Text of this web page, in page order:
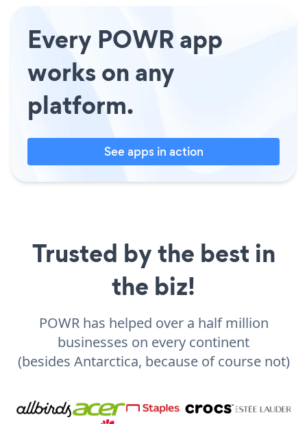
Every POWR app
works on any
platform.
See apps in action
Trusted by the best in
the biz!
POWR has helped over a half million
businesses on every continent
(besides Antarctica, because of course not)